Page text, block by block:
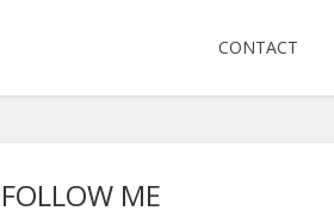
CONTACT
FOLLOW ME